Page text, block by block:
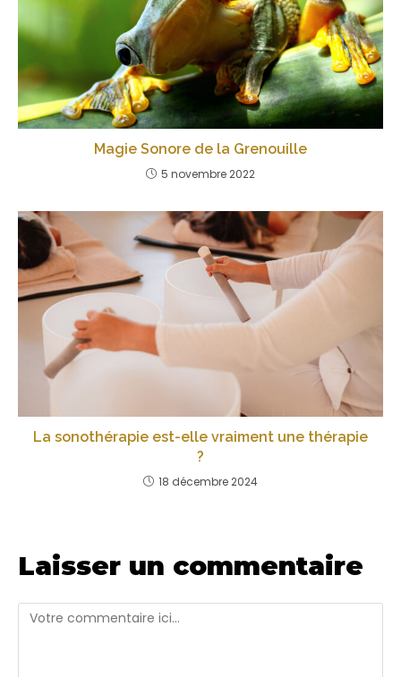
Magie Sonore de la Grenouille
5 novembre 2022
La sonothérapie est-elle vraiment une thérapie
?
18 décembre 2024
Laisser un commentaire